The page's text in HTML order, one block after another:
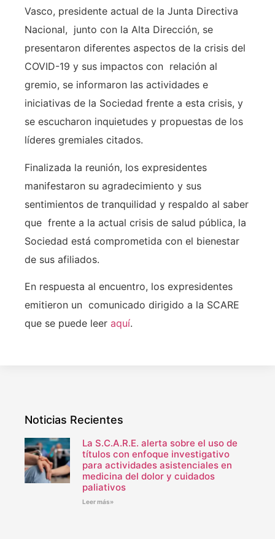
Vasco, presidente actual de la Junta Directiva
Nacional, junto con la Alta Dirección, se
presentaron diferentes aspectos de la crisis del
COVID-19 y sus impactos con relación al
gremio, se informaron las actividades e
iniciativas de la Sociedad frente a esta crisis, y
se escucharon inquietudes y propuestas de los
líderes gremiales citados.
Finalizada la reunión, los expresidentes
manifestaron su agradecimiento y sus
sentimientos de tranquilidad y respaldo al saber
que frente a la actual crisis de salud pública, la
Sociedad está comprometida con el bienestar
de sus afiliados.
En respuesta al encuentro, los expresidentes
emitieron un comunicado dirigido a la SCARE
que se puede leer aquí.
Noticias Recientes
La S.C.A.R.E. alerta sobre el uso de
títulos con enfoque investigativo
para actividades asistenciales en
medicina del dolor y cuidados
paliativos
Leer más»